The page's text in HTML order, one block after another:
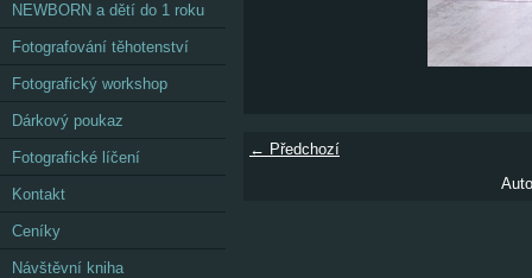
← Předchozí
NEWBORN a dětí do 1 roku
Fotografování těhotenství
Fotografický workshop
Dárkový poukaz
Fotografické líčení
Kontakt
Ceníky
Návštěvní kniha